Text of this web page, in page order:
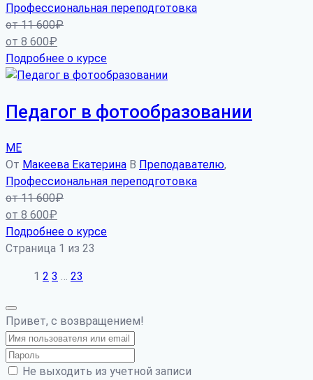
Профессиональная переподготовка
от11 600₽
от 8 600₽
Подробнее о курсе
Педагог в фотообразовании
МЕ
От Макеева Екатерина В Преподавателю,
Профессиональная переподготовка
от11 600₽
от 8 600₽
Подробнее о курсе
Страница 1 из 23
1 2 3 23
Привет, с возвращением!
Не выходить из учетной записи